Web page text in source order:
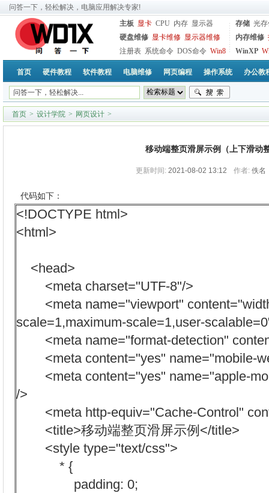
问答一下，轻松解决，电脑应用解决专家!
主板 显卡 CPU 内存 显示器
硬盘维修 显卡维修 显示器维修
注册表 系统命令 DOS命令 Win8
存储 光
内存维修
WinXP
首页 硬件教程 软件教程 电脑维修 网页编程 操作系统 办公教
首页 > 设计学院 > 网页设计 >
移动端整页滑屏示例（上下滑动
更新时间: 2021-08-02 13:12 作者: 佚名
代码如下：
<!DOCTYPE html>
<html>
<head>
<meta charset="UTF-8"/>
<meta name="viewport"
scale=1,maximum-scale=1,user-
<meta name="format-detection"
<meta content="yes" name="mobile-
<meta content="yes" name="apple-
/>
<meta http-equiv="Cache-Control"
<title>移动端整页滑屏示例</title>
<style type="text/css">
* {
padding: 0;